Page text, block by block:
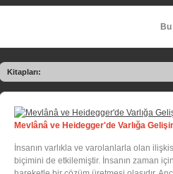
Kitapları:
Mevlânâ ve Heidegger'de Varlığa
İnsanın varlıkla ve varolanlarla olan
biçimini de etkilemiştir. İnsanın zaman